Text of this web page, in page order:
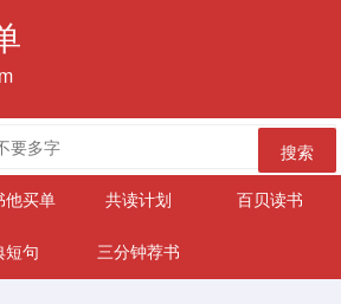
搜索
他买单 共读计划 百贝读书
短句
三分钟荐书